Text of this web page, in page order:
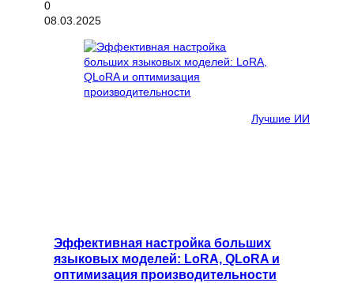
08.03.2025
Лучшие ИИ
Эффективная настройка больших
языковых моделей: LoRA, QLoRA и
оптимизация производительности